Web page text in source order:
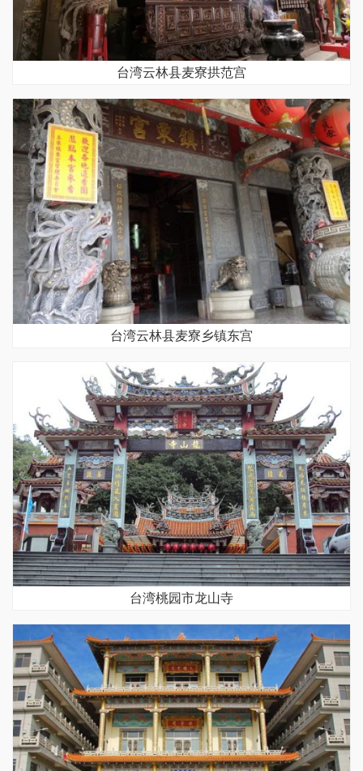
台湾云林县麦寮拱范宫
台湾云林县麦寮乡镇东宫
台湾桃园市龙山寺